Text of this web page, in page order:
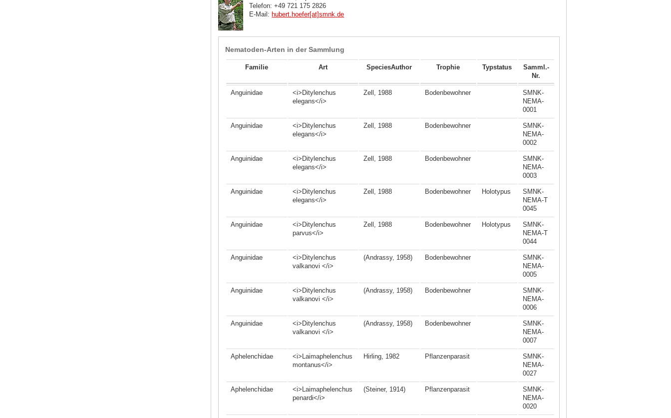
Telefon: +49 721 175 2826
E-Mail:hubert.hoefer[at]smnk .de
Nematoden-Arten in der Sammlung
Familie Art SpeciesAuthor Trophie Typstatus
Samml.-
Nr.
Anguinidae
<i>Ditylenchus
elegans</i>
Zell, 1988 Bodenbewohner
SMNK-
NEMA-
0001
Anguinidae
<i>Ditylenchus
elegans</i>
Zell, 1988 Bodenbewohner
SMNK-
NEMA-
0002
Anguinidae
<i>Ditylenchus
elegans</i>
Zell, 1988 Bodenbewohner
SMNK-
NEMA-
0003
Anguinidae
<i>Ditylenchus
elegans</i>
Zell, 1988 Bodenbewohner Holotypus
SMNK-
NEMA-T
0045
Anguinidae
<i>Ditylenchus
parvus</i>
Zell, 1988 Bodenbewohner Holotypus
SMNK-
NEMA-T
0044
Anguinidae
<i>Ditylenchus
valkanovi </i>
(Andrassy, 1958) Bodenbewohner
SMNK-
NEMA-
0005
Anguinidae
<i>Ditylenchus
valkanovi </i>
(Andrassy, 1958) Bodenbewohner
SMNK-
NEMA-
0006
Anguinidae
<i>Ditylenchus
valkanovi </i>
(Andrassy, 1958) Bodenbewohner
SMNK-
NEMA-
0007
Aphelenchidae
<i>Laimaphelenchus
montanus</i>
Hirling, 1982 Pflanzenparasit
SMNK-
NEMA-
0027
Aphelenchidae
<i>Laimaphelenchus
penardi</i>
(Steiner, 1914) Pflanzenparasit
SMNK-
NEMA-
0020